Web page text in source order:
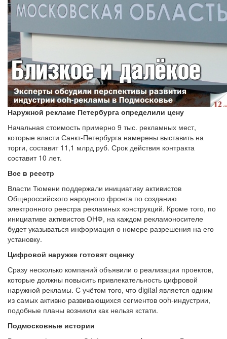
Наружной рекламе Петербурга определили цену
Начальная стоимость примерно 9 тыс. рекламных мест,
которые власти Санкт-Петербурга намерены выставить на
торги, составит 11,1 млрд руб. Срок действия контракта
составит 10 лет.
Все в реестр
Власти Тюмени поддержали инициативу активистов
Общероссийского народного фронта по созданию
электронного реестра рекламных конструкций. Кроме того, по
инициативе активистов ОНФ, на каждом рекламоносителе
будет указываться информация о номере разрешения на его
установку.
Цифровой наружке готовят оценку
Сразу несколько компаний объявили о реализации проектов,
которые должны повысить привлекательность цифровой
наружной рекламы. С учётом того, что digital является одним
из самых активно развивающихся сегментов ooh-индустрии,
подобные планы возникли как нельзя кстати.
Подмосковные истории